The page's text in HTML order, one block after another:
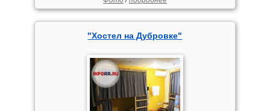
"Хостел на Дубровке"